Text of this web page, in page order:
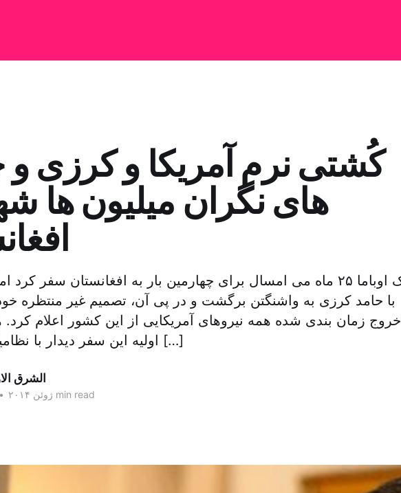
کُشتی نرم آمریکا و کرزی
های نگران میلیون ها
بارک اوباما ۲۵ ماه می امسال برای چهارمین بار به افغانستان سفر کرد
با حامد کرزی به واشنگتن برگشت و در پی آن، تصمیم غیر منتظره
خروج زمان بندی شده همه نیروهای آمریکایی از این کشور اعلام
اولیه این سفر دیدار با نظامیان آمریکایی […]
الشرق
۰۳ ژوئن ۲۰۱۴ • 4 min read